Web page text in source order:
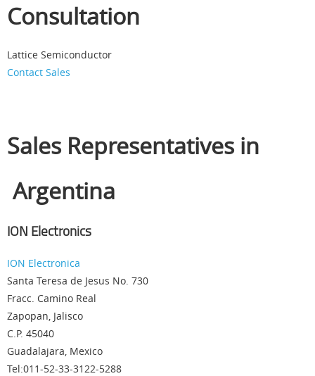
Consultation
Lattice Semiconductor
Contact Sales
Sales Representatives in
Argentina
ION Electronics
ION Electronica
Santa Teresa de Jesus No. 730
Fracc. Camino Real
Zapopan, Jalisco
C.P. 45040
Guadalajara, Mexico
Tel:011-52-33-3122-5288